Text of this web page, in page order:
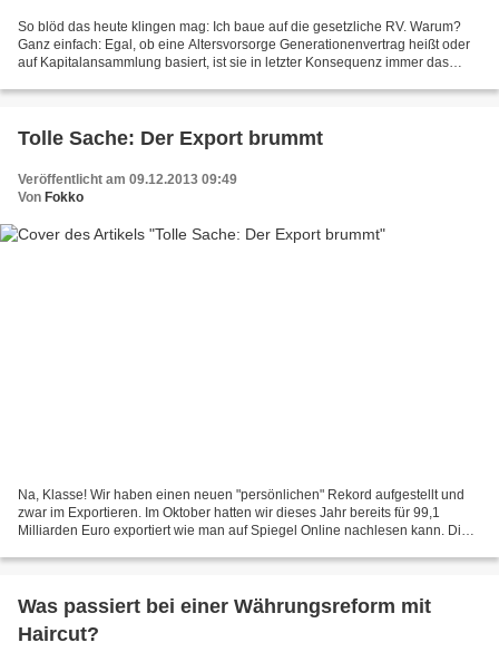
So blöd das heute klingen mag: Ich baue auf die gesetzliche RV. Warum?
Ganz einfach: Egal, ob eine Altersvorsorge Generationenvertrag heißt oder
auf Kapitalansammlung basiert, ist sie in letzter Konsequenz immer das
Tolle Sache: Der Export brummt
Veröffentlicht am 09.12.2013 09:49
Von Fokko
Na, Klasse! Wir haben einen neuen "persönlichen" Rekord aufgestellt und
zwar im Exportieren. Im Oktober hatten wir dieses Jahr bereits für 99,1
Milliarden Euro exportiert wie man auf Spiegel Online nachlesen kann. Die
Was passiert bei einer Währungsreform mit
Haircut?